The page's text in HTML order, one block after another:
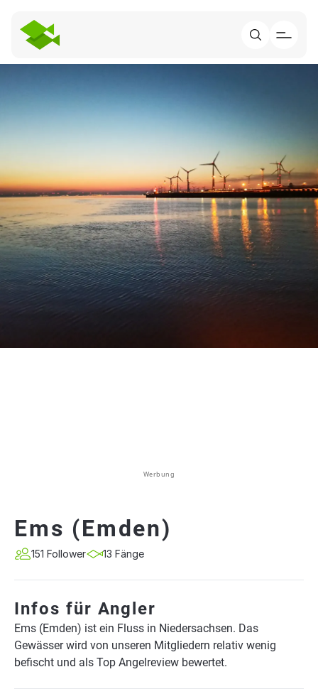
Werbung
Ems (Emden)
151 Follower 13 Fänge
Infos für Angler
Ems (Emden) ist ein Fluss in Niedersachsen. Das
Gewässer wird von unseren Mitgliedern relativ wenig
befischt und als Top Angelreview bewertet.